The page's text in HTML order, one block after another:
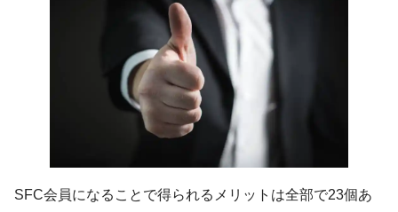
SFC会員になることで得られるメリットは全部で23個あ